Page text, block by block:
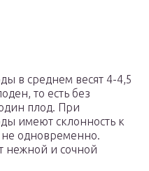
в среднем весят 4-4,5
то есть без
плод. При
имеют склонность к
одновременно.
нежной и сочной